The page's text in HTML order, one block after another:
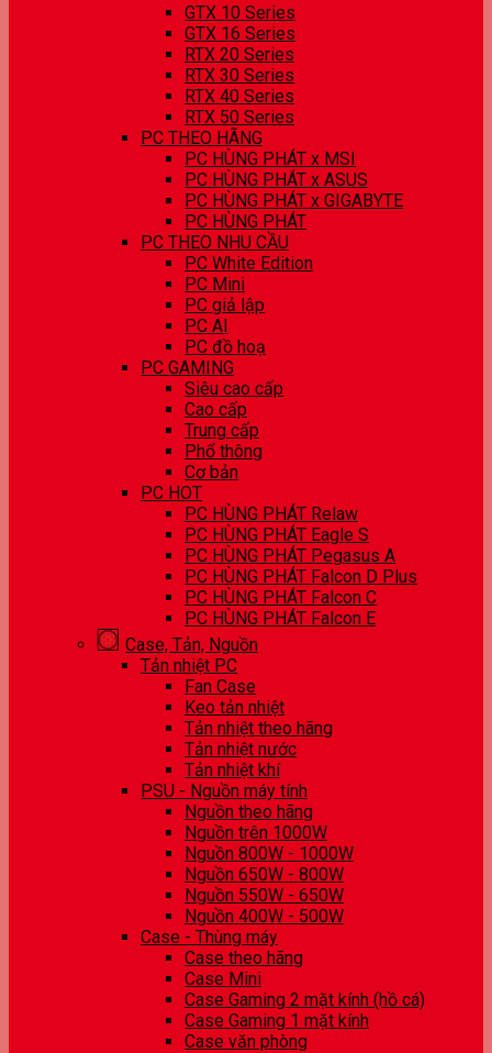
GTX 10 Series
GTX 16 Series
RTX 20 Series
RTX 30 Series
RTX 40 Series
RTX 50 Series
PC THEO HÃNG
PC HÙNG PHÁT x MSI
PC HÙNG PHÁT x ASUS
PC HÙNG PHÁT x GIGABYTE
PC HÙNG PHÁT
PC THEO NHU CẦU
PC White Edition
PC Mini
PC giả lập
PC AI
PC đồ hoạ
PC GAMING
Siêu cao cấp
Cao cấp
Trung cấp
Phổ thông
Cơ bản
PC HOT
PC HÙNG PHÁT Relaw
PC HÙNG PHÁT Eagle S
PC HÙNG PHÁT Pegasus A
PC HÙNG PHÁT Falcon D Plus
PC HÙNG PHÁT Falcon C
PC HÙNG PHÁT Falcon E
Case, Tản, Nguồn
Tản nhiệt PC
Fan Case
Keo tản nhiệt
Tản nhiệt theo hãng
Tản nhiệt nước
Tản nhiệt khí
PSU - Nguồn máy tính
Nguồn theo hãng
Nguồn trên 1000W
Nguồn 800W - 1000W
Nguồn 650W - 800W
Nguồn 550W - 650W
Nguồn 400W - 500W
Case - Thùng máy
Case theo hãng
Case Mini
Case Gaming 2 mặt kính (hồ cá)
Case Gaming 1 mặt kính
Case văn phòng